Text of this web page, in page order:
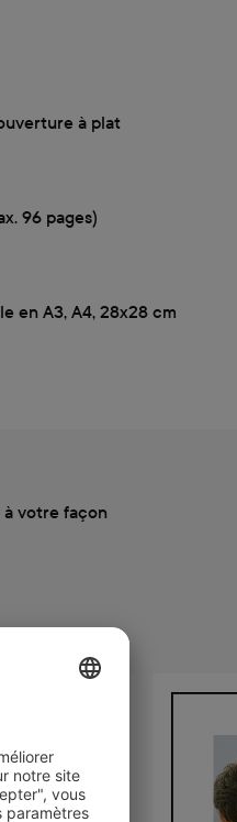
à plat
96 pages)
en A3, A4, 28x28 cm
votre façon